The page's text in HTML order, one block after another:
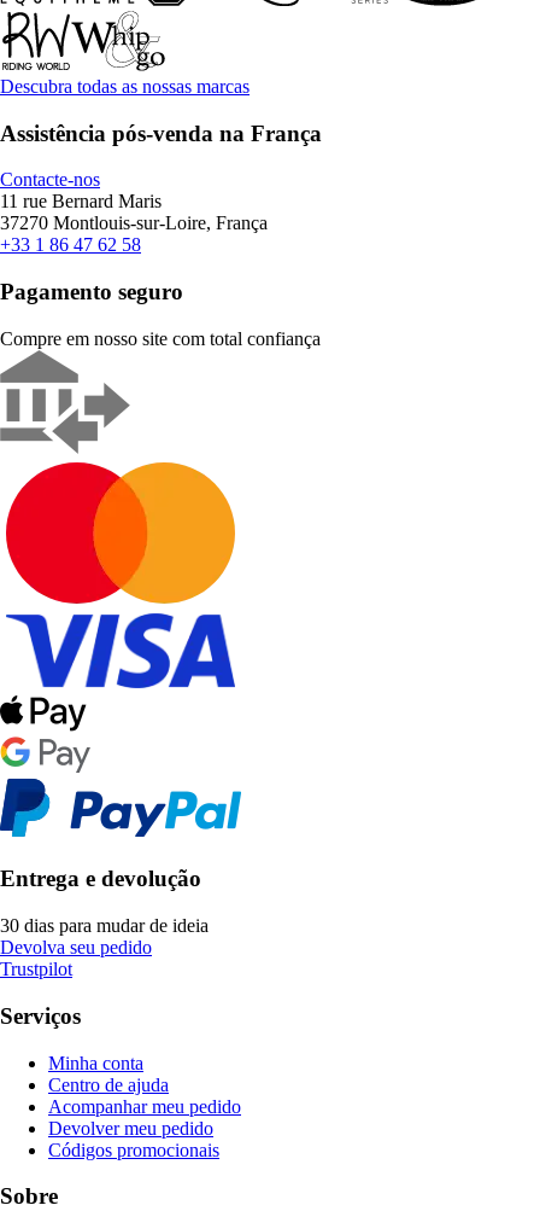
Descubra todas as nossas marcas
Assistência pós-venda na França
Contacte-nos
11 rue Bernard Maris
37270 Montlouis-sur-Loire, França
+33 1 86 47 62 58
Pagamento seguro
Compre em nosso site com total confiança
Entrega e devolução
30 dias para mudar de ideia
Devolva seu pedido
Trustpilot
Serviços
Minha conta
Centro de ajuda
Acompanhar meu pedido
Devolver meu pedido
Códigos promocionais
Sobre